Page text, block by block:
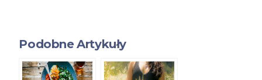
Podobne Artykuły